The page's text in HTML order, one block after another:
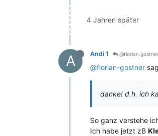
4 Jahren später
A Andi 1
@florian-gostner
danke! d.h. ich
So ganz verstehe
Ich habe jetzt zB